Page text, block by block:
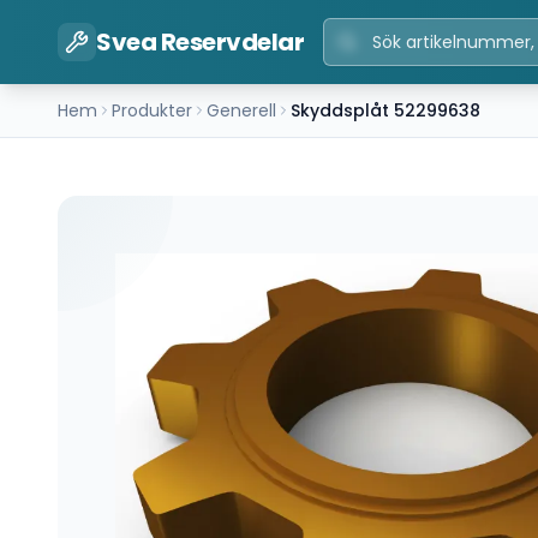
Svea Reservdelar
Hem Produkter Generell Skyddsplåt 52299638